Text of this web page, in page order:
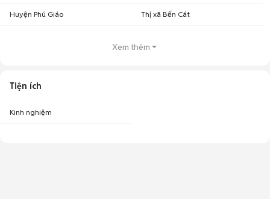
Huyện Phú Giáo Thị xã Bến Cát
Xem thêm
Tiện ích
Kinh nghiệm